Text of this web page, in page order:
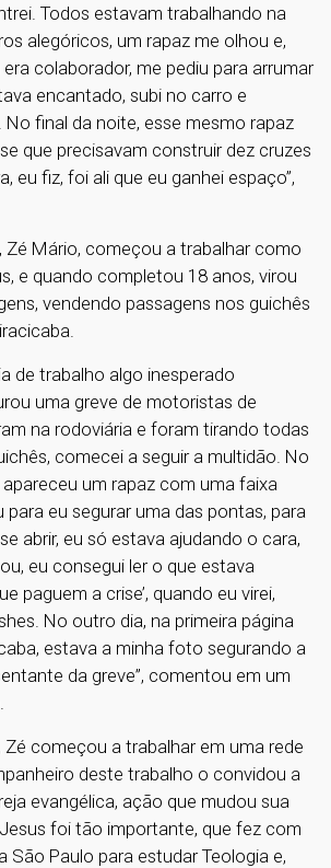
Todos estavam trabalhando na
alegóricos, um rapaz me olhou e,
colaborador, me pediu para arrumar
encantado, subi no carro e
No final da noite, esse mesmo rapaz
que precisavam construir dez cruzes
eu fiz, foi ali que eu ganhei espaço”,
Zé Mário, começou a trabalhar como
e quando completou 18 anos, virou
vendendo passagens nos guichês
de trabalho algo inesperado
uma greve de motoristas de
na rodoviária e foram tirando todas
comecei a seguir a multidão. No
um rapaz com uma faixa
para eu segurar uma das pontas, para
abrir, eu só estava ajudando o cara,
eu consegui ler o que estava
paguem a crise’, quando eu virei,
No outro dia, na primeira página
estava a minha foto segurando a
da greve”, comentou em um
Zé começou a trabalhar em uma rede
deste trabalho o convidou a
evangélica, ação que mudou sua
foi tão importante, que fez com
São Paulo para estudar Teologia e,